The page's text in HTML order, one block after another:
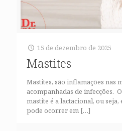
15 de dezembro de 2025
Mastites
Mastites, são inflamações nas
acompanhadas de infecções.
mastite é a lactacional, ou
pode ocorrer em […]